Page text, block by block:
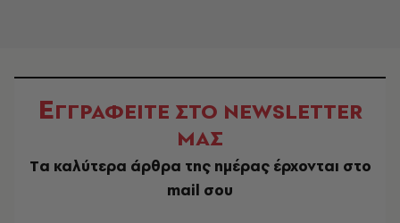
ΕΓΓΡΑΦΕΙΤΕ ΣΤΟ NEWSLETTER
ΜΑΣ
Tα καλύτερα άρθρα της ημέρας έρχονται στο
mail σου